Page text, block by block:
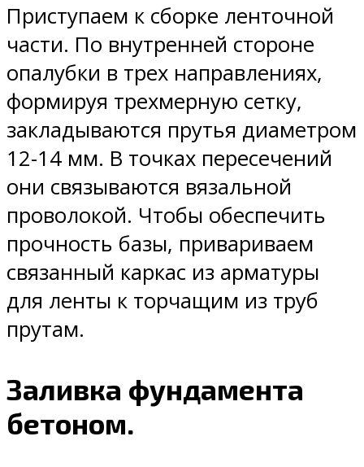
Приступаем к сборке ленточной
части. По внутренней стороне
опалубки в трех направлениях,
формируя трехмерную сетку,
закладываются прутья диаметром
12-14 мм. В точках пересечений
они связываются вязальной
проволокой. Чтобы обеспечить
прочность базы, привариваем
связанный каркас из арматуры
для ленты к торчащим из труб
прутам.
Заливка фундамента
бетоном.